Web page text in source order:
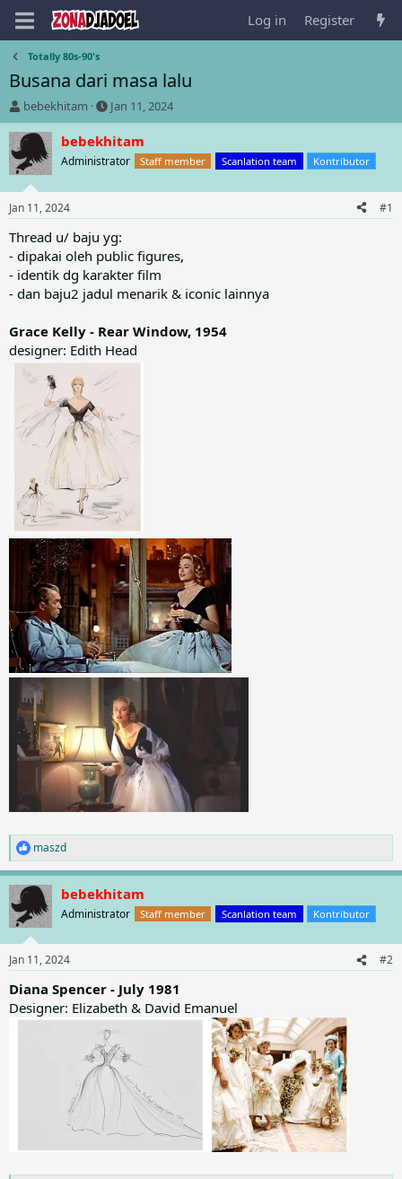
Log in Register
Totally 80s-90's
Busana dari masa lalu
T
h
r
e
a
d
s
t
a
r
t
e
r
bebekhitam
S
t
a
t
t
e
Jan 11, 2024
bebekhitam
Administrator Staff member Scanlation team Kontributor
Jan 11, 2024 #1
Thread u/ baju yg:
- dipakai oleh public figures,
- identik dg karakter film
- dan baju2 jadul menarik & iconic lainnya
Grace Kelly - Rear Window, 1954
designer: Edith Head
R
e
a
c
t
i
s
:
maszd
bebekhitam
Administrator Staff member Scanlation team Kontributor
Jan 11, 2024 #2
Diana Spencer - July 1981
Designer: Elizabeth & David Emanuel